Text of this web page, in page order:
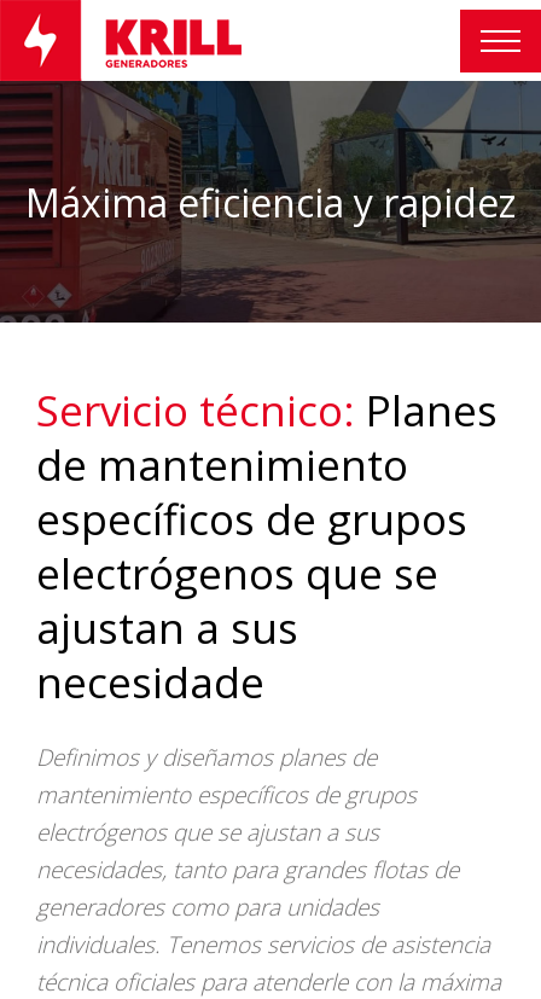
Máxima eficiencia y rapidez
Servicio técnico: Planes
de mantenimiento
específicos de grupos
electrógenos que se
ajustan a sus
necesidade
Definimos y diseñamos planes de
mantenimiento específicos de grupos
electrógenos que se ajustan a sus
necesidades, tanto para grandes flotas de
generadores como para unidades
individuales. Tenemos servicios de asistencia
técnica oficiales para atenderle con la máxima